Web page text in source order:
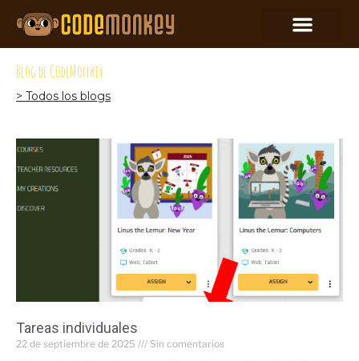
Blog de CodeMonkey
> Todos los blogs
Tareas individuales
22 de septiembre de 2025 Sin comentarios